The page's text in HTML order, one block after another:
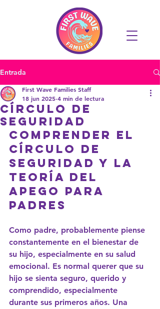
Entrada
Círculo de
seguridad
First Wave Families Staff
18 jun 2025 4 min de lectura
Comprender el
Círculo de
Seguridad y la
Teoría del
Apego para
Padres
Como padre, probablemente piense
constantemente en el bienestar de
su hijo, especialmente en su salud
emocional. Es normal querer que su
hijo se sienta seguro, querido y
comprendido, especialmente
durante sus primeros años. Una